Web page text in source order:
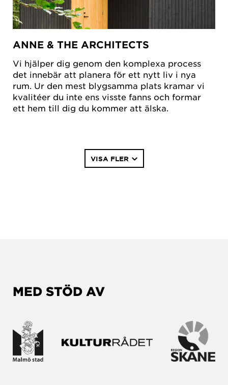
ANNE & THE ARCHITECTS
Vi hjälper dig genom den komplexa process
det innebär att planera för ett nytt liv i nya
rum. Ur den mest blygsamma plats kramar vi
kvalitéer du inte ens visste fanns och formar
ett hem till dig du kommer att älska.
VISA FLER
MED STÖD AV